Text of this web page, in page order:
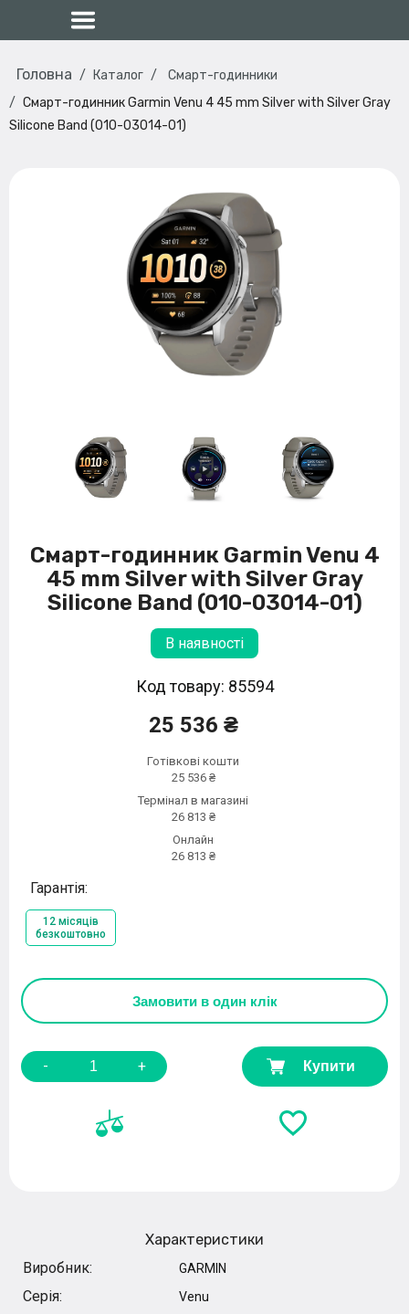
Головна Каталог
Смарт-годинники
Смарт-годинник Garmin Venu 4 45 mm Silver with Silver Gray
Silicone Band (010-03014-01)
Смарт-годинник Garmin Venu 4
45 mm Silver with Silver Gray
Silicone Band (010-03014-01)
В наявності
Код товару: 85594
25 536 ₴
Готівкові кошти
25 536 ₴
Термінал в магазині
26 813 ₴
Онлайн
26 813 ₴
Гарантія:
12 місяців
безкоштовно
Замовити в один клік
- + Купити
Характеристики
Виробник:
GARMIN
Серія:
Venu